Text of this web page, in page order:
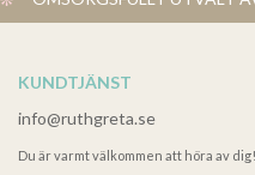
KUNDTJÄNST
info@ruthgreta.se
Du är varmt välkommen att höra av dig!